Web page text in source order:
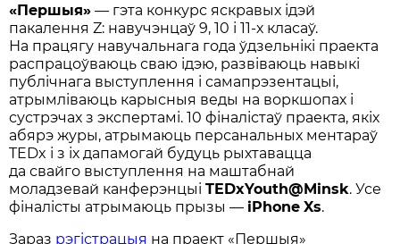
«Першыя» — гэта конкурс яскравых ідэй
пакалення Z: навучэнцаў 9, 10 і 11-х класаў.
На працягу навучальнага года ўдзельнікі праекта
раcпрацоўваюць сваю ідэю, развіваюць навыкі
публічнага выступлення і самапрэзентацыі,
атрымліваюць карысныя веды на воркшопах і
сустрэчах з экспертамі. 10 фіналістаў праекта, якіх
абярэ журы, атрымаюць персанальных ментараў
TEDx і з іх дапамогай будуць рыхтавацца
да свайго выступлення на маштабнай
моладзевай канферэнцыіTEDxYouth@Minsk. Усе
фіналісты атрымаюць прызы — iPhone Xs.
Зараз рэгістрацыя на праект «Першыя»